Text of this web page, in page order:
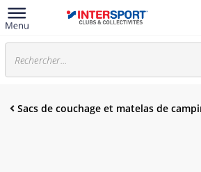
Sacs de couchage et matelas de